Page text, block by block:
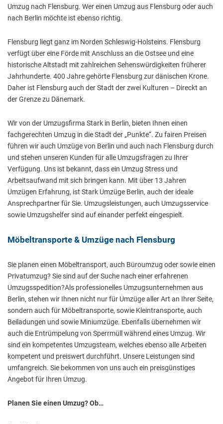
Umzug nach Flensburg. Wer einen Umzug aus Flensburg oder auch
nach Berlin möchte ist ebenso richtig.
Flensburg liegt ganz im Norden Schleswig-Holsteins. Flensburg
verfügt über eine Förde mit Anschluss an die Ostsee und eine
historische Altstadt mit zahlreichen Sehenswürdigkeiten früherer
Jahrhunderte. 400 Jahre gehörte Flensburg zur dänischen Krone.
Daher ist Flensburg auch der Stadt der zwei Kulturen – Direckt an
der Grenze zu Dänemark.
Wir von der Umzugsfirma Stark in Berlin, bieten Ihnen einen
fachgerechten Umzug in die Stadt der „Punkte“. Zu fairen Preisen
führen wir auch Umzüge von Berlin und auch nach Flensburg durch
und stehen unseren Kunden für alle Umzugsfragen zu Ihrer
Verfügung. Uns ist bekannt, dass ein Umzug Stress und
Arbeitsaufwand mit sich bringen kann. Mit über 13 Jahren
Umzügen Erfahrung, ist Stark Umzüge Berlin, auch der ideale
Ansprechpartner für Sie. Umzugsleistungen, auch Umzugsservice
sowie Umzugshelfer sind auf einander perfekt eingespielt.
Möbeltransporte & Umzüge nach Flensburg
Sie planen einen Möbeltransport, auch Büroumzug oder sowie einen
Privatumzug? Sie sind auf der Suche nach einer erfahrenen
Umzugsspedition?Als professionelles Umzugsunternehmen aus
Berlin, stehen wir Ihnen nicht nur für Umzüge aller Art an Ihrer Seite,
sondern auch für Möbeltransporte, sowie Kleintransporte, auch
Beiladungen und sowie Miniumzüge. Ebenfalls übernehmen wir
auch die Entrümpelung von Sperrmüll während eines Umzug. Wir
sind ein kompetentes Umzugsteam, welches ebenso alle Arbeiten
kompetent und preiswert durchführt. Unsere Leistungen sind
umfangreich. Sie bekommen von uns auch ein preisgünstiges
Angebot für Ihren Umzug.
Planen Sie einen Umzug? Ob…